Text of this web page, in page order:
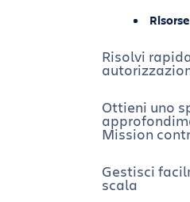
Connettori
intelligenti
Allineamento
Manifesti del
Post del
Lavagne
Modello
Modello di
Modello di
Risolvi
Ottieni uno
Mission
Gestisci
scala